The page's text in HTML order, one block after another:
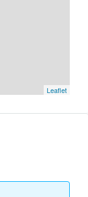
Leaflet